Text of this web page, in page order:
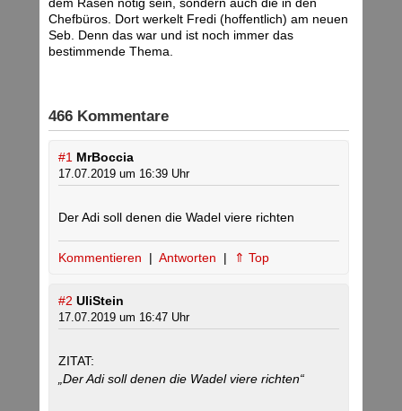
Chefbüros. Dort werkelt Fredi (hoffentlich) am neuen
Seb. Denn das war und ist noch immer das
bestimmende Thema.
466 Kommentare
#1 MrBoccia
17.07.2019 um 16:39 Uhr
Der Adi soll denen die Wadel viere richten
Kommentieren | Antworten | ⇑ Top
#2 UliStein
17.07.2019 um 16:47 Uhr
ZITAT:
„Der Adi soll denen die Wadel viere richten“